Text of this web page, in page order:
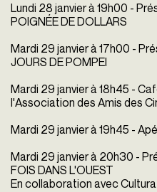
Lundi 28 janvier à 19h00 -
POIGNÉE DE DOLLARS
Mardi 29 janvier à 17h00 -
JOURS DE POMPEI
Mardi 29 janvier à 18h45 -
l'Association des Amis des
Mardi 29 janvier à 19h45 -
Mardi 29 janvier à 20h30 -
FOIS DANS L'OUEST
En collaboration avec Cultura